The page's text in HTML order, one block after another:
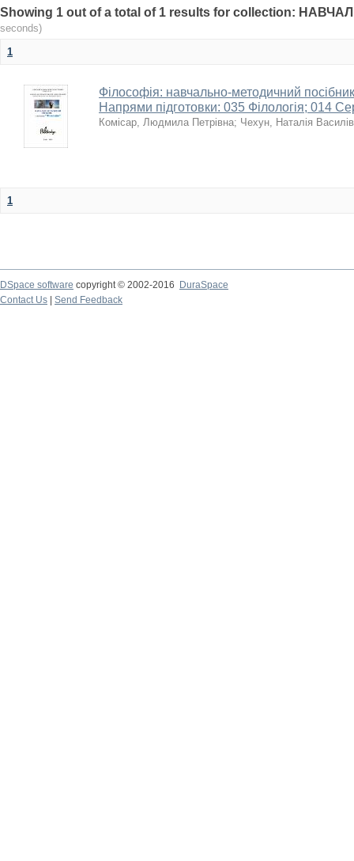
Showing 1 out of a total of 1 results for collection:
seconds)
1
Філософія: навчально-методичний
Напрями підготовки: 035 Філологія; 014
Комісар, Людмила Петрівна; Чехун, Наталія
1
DSpace software copyright © 2002-2016
DuraSpace
Contact Us
Send Feedback